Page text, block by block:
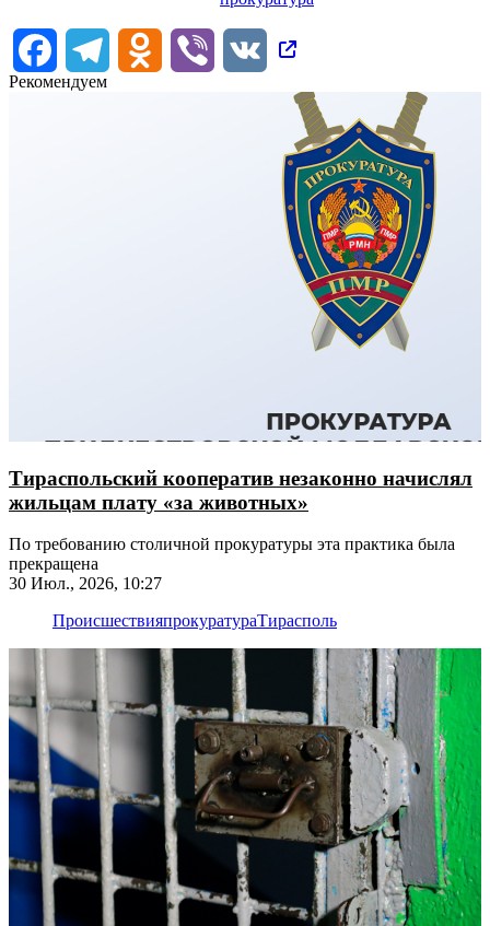
FacebookTelegram Odnoklassniki
Viber
VK
Рекомендуем
Тираспольский кооператив незаконно начислял
жильцам плату «за животных»
По требованию столичной прокуратуры эта практика была
прекращена
30 Июл., 2026, 10:27
ПроисшествияпрокуратураТирасполь